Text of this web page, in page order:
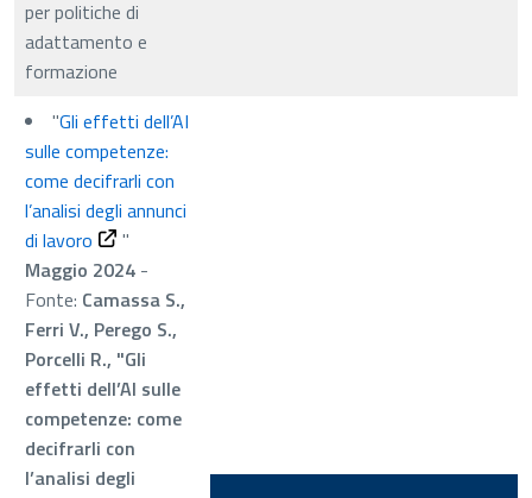
per politiche di
adattamento e
formazione
"Gli effetti dell’AI
sulle competenze:
come decifrarli con
l’analisi degli annunci
di lavoro
"
Maggio 2024 -
Fonte: Camassa S.,
Ferri V., Perego S.,
Porcelli R., "Gli
effetti dell’AI sulle
competenze: come
decifrarli con
l’analisi degli